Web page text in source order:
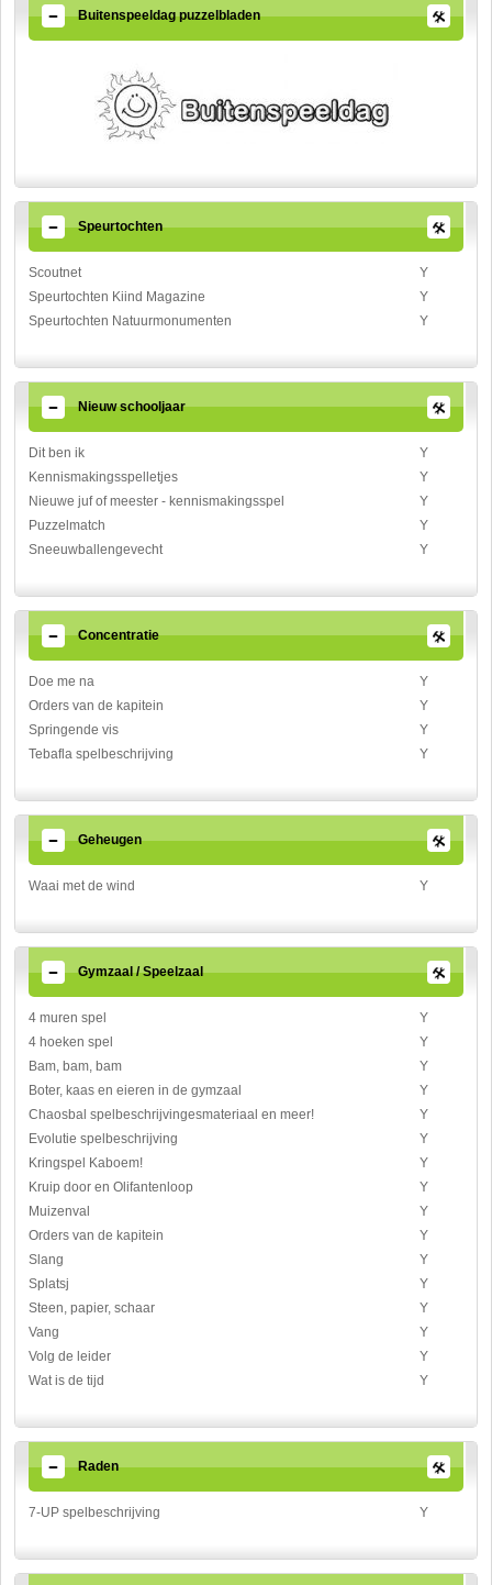
Buitenspeeldag puzzelbladen
Speurtochten
Scoutnet
Y
Speurtochten Kiind Magazine
Y
Speurtochten Natuurmonumenten
Y
Nieuw schooljaar
Dit ben ik
Y
Kennismakingsspelletjes
Y
Nieuwe juf of meester - kennismakingsspel
Y
Puzzelmatch
Y
Sneeuwballengevecht
Y
Concentratie
Doe me na
Y
Orders van de kapitein
Y
Springende vis
Y
Tebafla spelbeschrijving
Y
Geheugen
Waai met de wind Y
Gymzaal / Speelzaal
4 muren spel
Y
4 hoeken spel
Y
Bam, bam, bam
Y
Boter, kaas en eieren in de gymzaal
Y
Chaosbal spelbeschrijvingesmateriaal en meer!
Y
Evolutie spelbeschrijving
Y
Kringspel Kaboem!
Y
Kruip door en Olifantenloop
Y
Muizenval
Y
Orders van de kapitein
Y
Slang
Y
Splatsj
Y
Steen, papier, schaar
Y
Vang
Y
Volg de leider
Y
Wat is de tijd
Y
Raden
7-UP spelbeschrijving Y